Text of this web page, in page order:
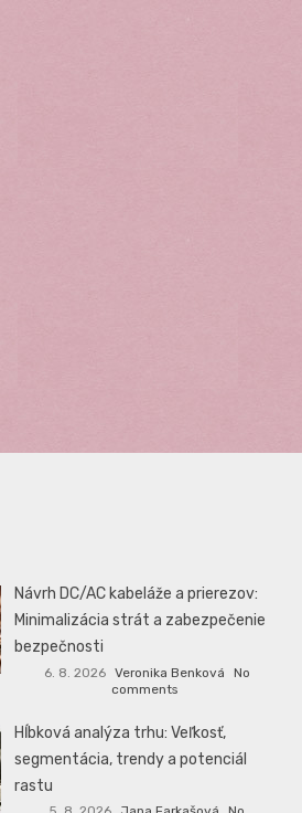
Návrh DC/AC kabeláže a prierezov:
Minimalizácia strát a zabezpečenie
bezpečnosti
6. 8. 2026 Veronika Benková
No
comments
Hĺbková analýza trhu: Veľkosť,
segmentácia, trendy a potenciál
rastu